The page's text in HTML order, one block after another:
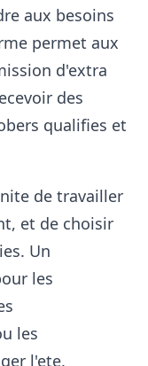
aux besoins
permet aux
d'extra
des
qualifies et
de travailler
et de choisir
Un
les
les
l'ete.